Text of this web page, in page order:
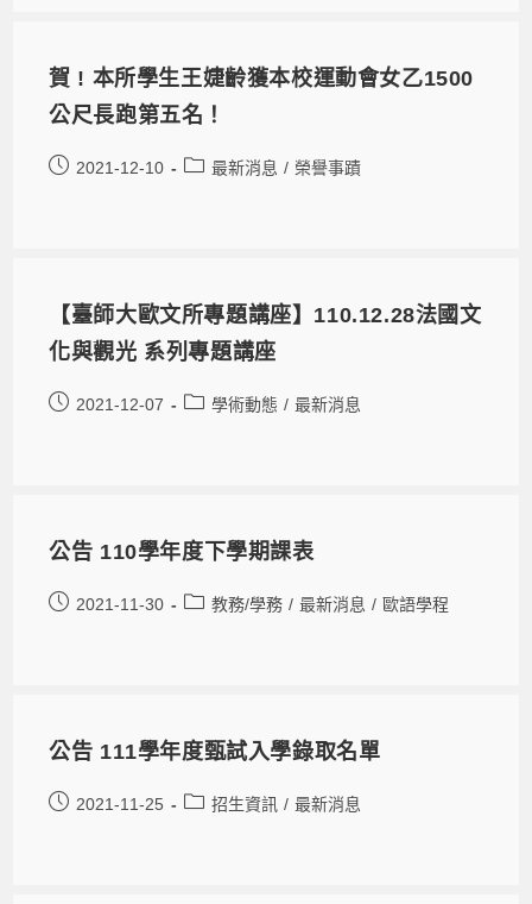
賀 ! 本所學生王婕齡獲本校運動會女乙1500
公尺長跑第五名！
2021-12-10 最新消息 / 榮譽事蹟
【臺師大歐文所專題講座】110.12.28法國文
化與觀光 系列專題講座
2021-12-07 學術動態 / 最新消息
公告 110學年度下學期課表
2021-11-30 教務/學務 / 最新消息 / 歐語學程
公告 111學年度甄試入學錄取名單
2021-11-25 招生資訊 / 最新消息